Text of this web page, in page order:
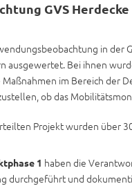
GVS
in der
ausgewertet. Bei ihnen
im Bereich der
ob das
Projekt wurden über
1 haben die
durchgeführt und